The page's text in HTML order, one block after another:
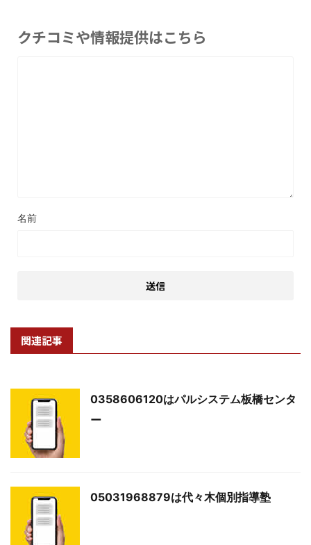
クチコミや情報提供はこちら
名前
関連記事
0358606120はパルシステム板橋センタ
ー
05031968879は代々木個別指導塾